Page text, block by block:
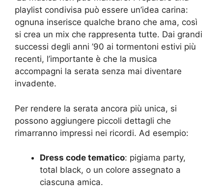
playlist condivisa può essere un’idea carina:
ognuna inserisce qualche brano che ama, così
si crea un mix che rappresenta tutte. Dai grandi
successi degli anni ’90 ai tormentoni estivi più
recenti, l’importante è che la musica
accompagni la serata senza mai diventare
invadente.
Per rendere la serata ancora più unica, si
possono aggiungere piccoli dettagli che
rimarranno impressi nei ricordi. Ad esempio:
Dress code tematico: pigiama party,
total black, o un colore assegnato a
ciascuna amica.